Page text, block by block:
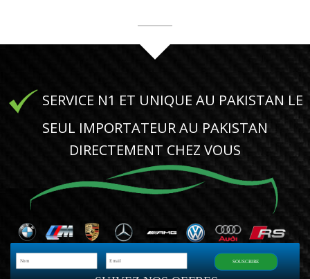
SERVICE N1 ET UNIQUE AU PAKISTAN LE
SEUL IMPORTATEUR AU PAKISTAN
DIRECTEMENT CHEZ VOUS
SOUSCRIRE